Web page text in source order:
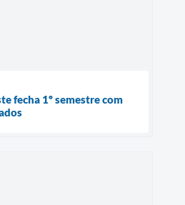
fecha 1º semestre com